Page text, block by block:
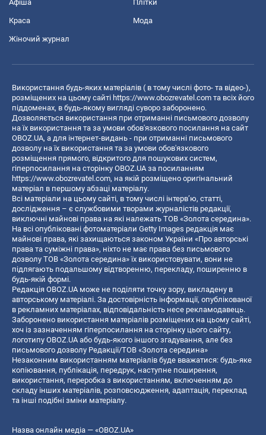
Афіша Плітки
Краса Мода
Жіночий журнал
Використання будь-яких матеріалів ( в тому числі фото- та відео-),
розміщених на цьому сайті https://www.obozrevatel.com та всіх його
піддоменах, в будь-якому вигляді суворо заборонено.
Дозволяється використання при отриманні письмового дозволу
на їх використання та за умови обов'язкового посилання на сайт
OBOZ.UA, а для інтернет-видань - при отриманні письмового
дозволу на їх використання та за умови обов'язкового
розміщення прямого, відкритого для пошукових систем,
гіперпосилання на сторінку OBOZ.UA за посиланням
https://www.obozrevatel.com, на якій розміщено оригінальний
матеріал в першому абзаці матеріалу.
Всі матеріали на цьому сайті, в тому числі інтерв’ю, статті,
дослідження – є службовими творами журналістів редакції,
виключні майнові права на які належать ТОВ «Золота середина».
На всі опубліковані фотоматеріали Getty Images редакція має
майнові права, які захищаються законом України «Про авторські
права та суміжні права», ніхто не має права без письмового
дозволу ТОВ «Золота середина» їх використовувати, вони не
підлягають подальшому відтворенню, перекладу, поширенню в
будь-якій формі.
Редакція OBOZ.UA може не поділяти точку зору, викладену в
авторському матеріалі. За достовірність інформації, опублікованої
в рекламних матеріалах, відповідальність несе рекламодавець.
Заборонено використання матеріалів розміщених на цьому сайті,
хоч із зазначенням гіперпосилання на сторінку цього сайту,
логотипу OBOZ.UA або будь-якого іншого згадування, але без
письмового дозволу Редакції/ТОВ «Золота середина»
Незаконним використанням матеріалів буде вважатися: будь-яке
копiювання, публiкацiя, передрук, наступне поширення,
використання, переробка з використанням, включенням до
складу інших матеріалів, розповсюдження, адаптація, переклад
та інші подібні зміни матеріалу.
Назва онлайн медіа — «OBOZ.UA»